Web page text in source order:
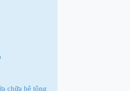
chữa bê tông